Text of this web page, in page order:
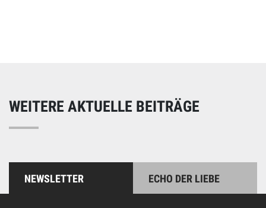
WEITERE AKTUELLE BEITRÄGE
NEWSLETTER ECHO DER LIEBE